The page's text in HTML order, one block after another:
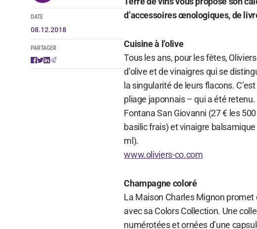
DATE
08.12.2018
PARTAGER
d’accessoires œnologiques, de
Cuisine à l’olive
Tous les ans, pour les fêtes,
d’olive et de vinaigres qui se
la singularité de leurs flacons.
pliage japonnais – qui a été retenu.
Fontana San Giovanni (27 € les
basilic frais) et vinaigre
ml).
www.oliviers-co.com
Champagne coloré
La Maison Charles Mignon promet
avec sa Colors Collection. Une
numérotées et ornées d’une